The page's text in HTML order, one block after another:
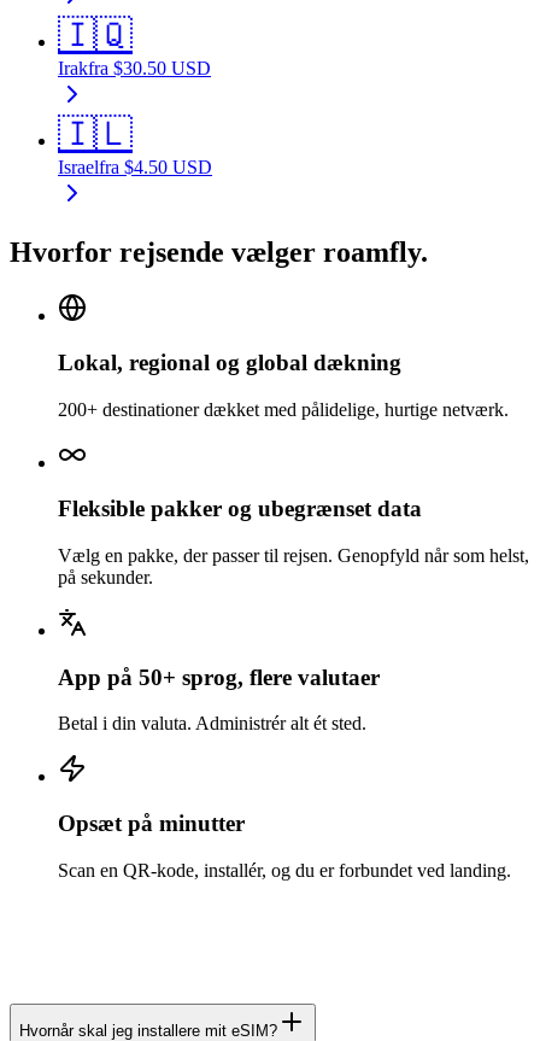
🇮🇶
Irakfra $30.50 USD
🇮🇱
Israelfra $4.50 USD
Hvorfor rejsende vælger roamfly.
Lokal, regional og global dækning
200+ destinationer dækket med pålidelige, hurtige netværk.
Fleksible pakker og ubegrænset data
Vælg en pakke, der passer til rejsen. Genopfyld når som helst,
på sekunder.
App på 50+ sprog, flere valutaer
Betal i din valuta. Administrér alt ét sted.
Opsæt på minutter
Scan en QR-kode, installér, og du er forbundet ved landing.
Hvornår skal jeg installere mit eSIM?